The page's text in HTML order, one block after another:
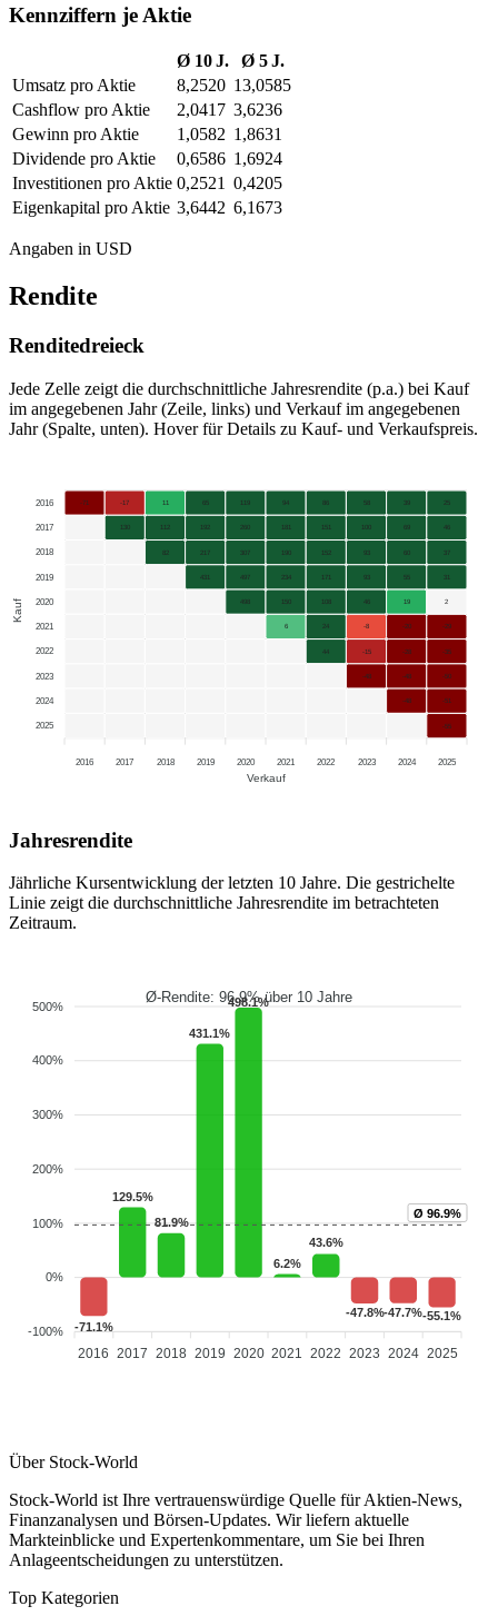
Kennziffern je Aktie
Ø 10 J.
Ø 5 J.
Umsatz pro Aktie
8,2520 13,0585
Cashflow pro Aktie
2,0417 3,6236
Gewinn pro Aktie
1,0582 1,8631
Dividende pro Aktie
0,6586 1,6924
Investitionen pro Aktie 0,2521 0,4205
Eigenkapital pro Aktie 3,6442 6,1673
Angaben in USD
Rendite
Renditedreieck
Jede Zelle zeigt die durchschnittliche Jahresrendite (p.a.) bei Kauf
im angegebenen Jahr (Zeile, links) und Verkauf im angegebenen
Jahr (Spalte, unten). Hover für Details zu Kauf- und Verkaufspreis.
2016
2017
2018
2019
2020
2021
2022
2023
2024
2025
Kauf
-71 -17 11 65 119 94 86 58 39 25
130 112 192 260 151 100 69 46
82 217 307 190 152 93 60 37
431 497 234 171 93 55 31
498 150 108 46 19 2
6 24 -8 -20 -29
44 -15 -28 -35
-48 -48 -50
-48 -51
-55
2016 2017 2018 2019 2020 2021 2022 2023 2024 2025
Verkauf
Jahresrendite
Jährliche Kursentwicklung der letzten 10 Jahre. Die gestrichelte
Linie zeigt die durchschnittliche Jahresrendite im betrachteten
Zeitraum.
Ø-Rendite: 96.9% über 10 Jahre
500%
400%
300%
200%
100%
0%
-100% -71.1%
129.5%
81.9%
431.1%
498.1%
6.2%
43.6%
-47.8%-47.7%-55.1%
2016 2017 2018 2019 2020 2021 2022 2023 2024 2025
Ø 96.9%
Über Stock-World
Stock-World ist Ihre vertrauenswürdige Quelle für Aktien-News,
Finanzanalysen und Börsen-Updates. Wir liefern aktuelle
Markteinblicke und Expertenkommentare, um Sie bei Ihren
Anlageentscheidungen zu unterstützen.
Top Kategorien